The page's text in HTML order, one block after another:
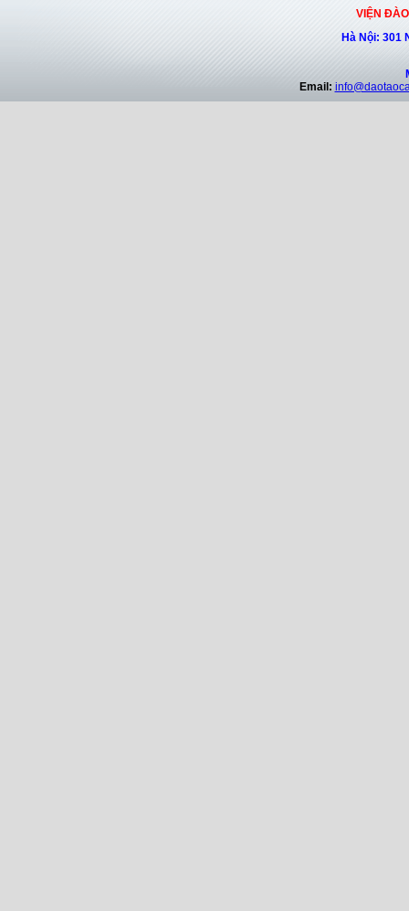
VIỆN
Hà Nội: 301
Email: